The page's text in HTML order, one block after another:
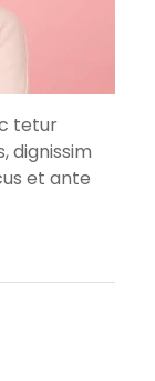
tetur
dignissim
et ante